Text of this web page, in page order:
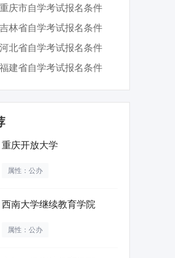
庆市自学考试报名条件
林省自学考试报名条件
北省自学考试报名条件
建省自学考试报名条件
重庆开放大学
属性：公办
西南大学继续教育学院
属性：公办